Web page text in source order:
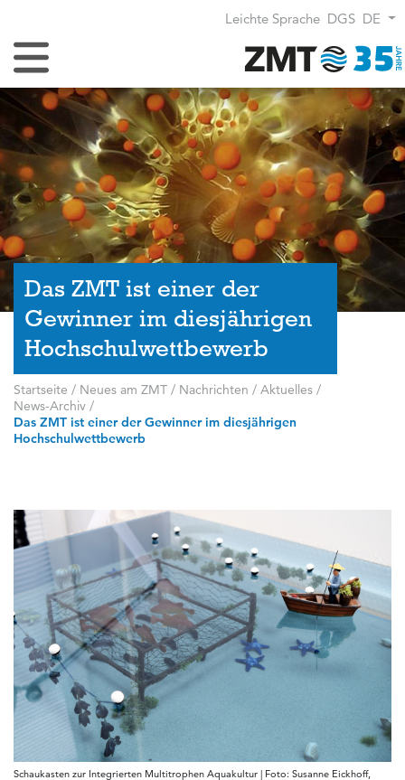
Leichte Sprache DGS DE
Navigation umschalten
Das ZMT ist einer der
Gewinner im diesjährigen
Hochschulwettbewerb
Startseite / Neues am ZMT / Nachrichten / Aktuelles /
News-Archiv /
Das ZMT ist einer der Gewinner im diesjährigen
Hochschulwettbewerb
Schaukasten zur Integrierten Multitrophen Aquakultur | Foto: Susanne Eickhoff,